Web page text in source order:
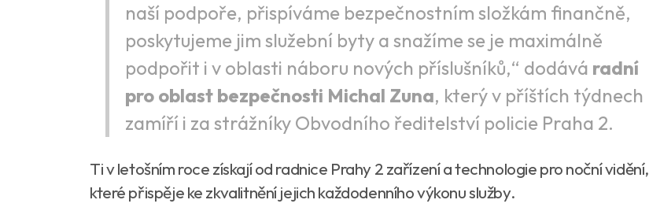
naší podpoře, přispíváme bezpečnostním složkám finančně,
poskytujeme jim služební byty a snažíme se je maximálně
podpořit i v oblasti náboru nových příslušníků,“ dodává radní
pro oblast bezpečnosti Michal Zuna, který v příštích týdnech
zamíří i za strážníky Obvodního ředitelství policie Praha 2.
Ti v letošním roce získají od radnice Prahy 2 zařízení a technologie pro noční vidění,
které přispěje ke zkvalitnění jejich každodenního výkonu služby.